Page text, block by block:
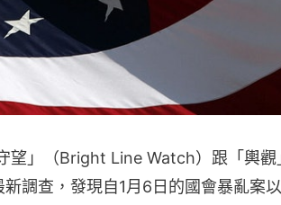
望」（Bright Line Watch）跟「輿觀
調查，發現自1月6日的國會暴亂案以